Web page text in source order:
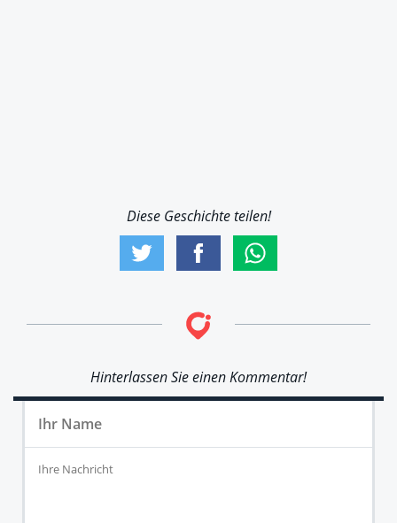
Diese Geschichte teilen!
Hinterlassen Sie einen Kommentar!